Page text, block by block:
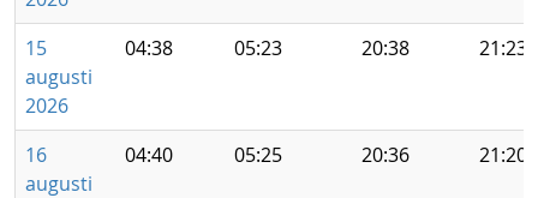
15
augusti
2026
04:38 05:23 20:38 21:23
16
augusti
04:40 05:25 20:36 21:20